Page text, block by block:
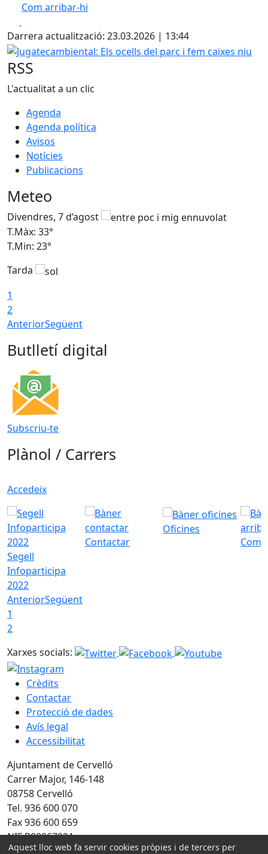
Com arribar-hi
+
−
Darrera actualització: 23.03.2026 | 13:44
Jugatecambiental: Els ocells del parc i fem caixes niu
RSS
L'actualitat a un clic
Agenda
Agenda política
Avisos
Notícies
Publicacions
Meteo
Divendres, 7 d’agost
T.Màx: 33°
T.Min: 23°
Tarda
1
2
AnteriorSegüent
Butlletí digital
Subscriu-te
Plànol / Carrers
Accedeix
Segell
Infoparticipa
2022
Contactar
Oficines
Com
AnteriorSegüent
1
2
Xarxes socials:
Crèdits
Contactar
Protecció de dades
Avís legal
Accessibilitat
Ajuntament de Cervelló
Carrer Major, 146-148
08758 Cervelló
Tel. 936 600 070
Fax 936 600 659
NIF P0806700A
Aquest lloc web fa servir cookies pròpies i de tercers per